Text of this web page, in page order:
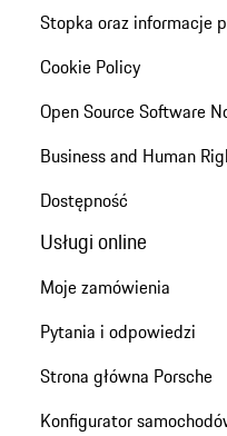
Stopka oraz informacje
Cookie Policy
Open Source Software
Business and Human
Dostępność
Usługi online
Moje zamówienia
Pytania i odpowiedzi
Strona główna Porsche
Konfigurator